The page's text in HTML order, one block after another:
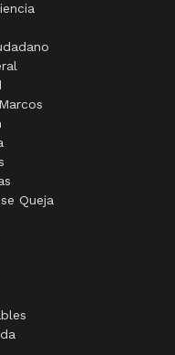
Queja